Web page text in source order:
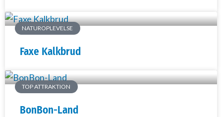
NATUROPLEVELSE
Faxe Kalkbrud
TOP ATTRAKTION
BonBon-Land